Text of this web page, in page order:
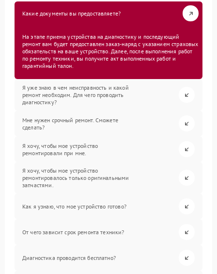
Какие документы вы предоставляете?
На этапе приема устройства на диагностику и последующий
ремонт вам будет предоставлен заказ-наряд с указанием страховых
обязательств на ваше устройство. Далее, после выполнения работ
по ремонту техники, вы получите акт выполненных работ и
гарантийный талон.
Я уже знаю в чем неисправность и какой
ремонт необходим. Для чего проводить
диагностику?
Мне нужен срочный ремонт. Сможете
сделать?
Я хочу, чтобы мое устройство
ремонтировали при мне.
Я хочу, чтобы мое устройство
ремонтировалось только оригинальными
запчастями.
Как я узнаю, что мое устройство готово?
От чего зависит срок ремонта техники?
Диагностика проводится бесплатно?